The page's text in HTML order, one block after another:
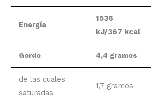
Energía
1536
kJ/367 kcal
Gordo 4,4 gramos
de las cuales
saturadas
1,7 gramos